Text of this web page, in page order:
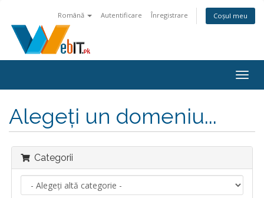
Română Autentificare Înregistrare Coșul meu
Alegeți un domeniu...
Categorii